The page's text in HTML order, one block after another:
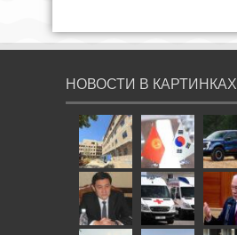
НОВОСТИ В КАРТИНКАХ